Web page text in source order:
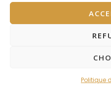
Politique
Copyright © 2026 Mas